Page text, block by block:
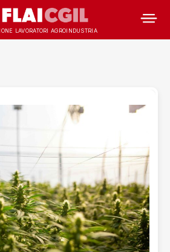
LAVORATORI AGROINDUSTRIA